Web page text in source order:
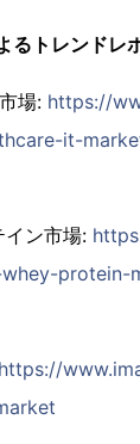
るトレンドレ
場: https://
it-
イン市場:
protein-
https://